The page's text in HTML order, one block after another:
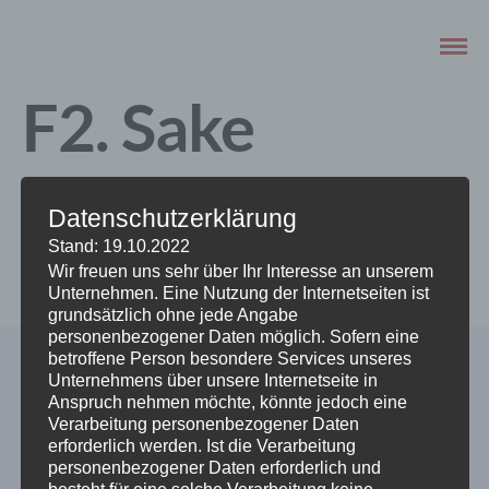
F2. Sake
Temaki
Datenschutzerklärung
Stand: 19.10.2022
Wir freuen uns sehr über Ihr Interesse an unserem
Unternehmen. Eine Nutzung der Internetseiten ist
grundsätzlich ohne jede Angabe
personenbezogener Daten möglich. Sofern eine
betroffene Person besondere Services unseres
Unternehmens über unsere Internetseite in
Anspruch nehmen möchte, könnte jedoch eine
Verarbeitung personenbezogener Daten
erforderlich werden. Ist die Verarbeitung
personenbezogener Daten erforderlich und